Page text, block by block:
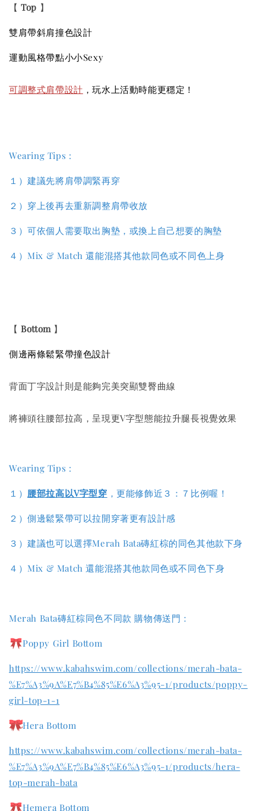
【Top 】
雙肩帶斜肩撞色設計
運動風格帶點小小Sexy
可調整式肩帶設計 ，玩水上活動時能更穩定！
Wearing Tips :
１）建議先將肩帶調緊再穿
２）穿上後再去重新調整肩帶收放
３）可依個人需要取出胸墊，或換上自己想要的胸墊
４ ）Mix & Match 還能混搭其他款同色或不同色上身
【 Bottom 】
側邊兩條鬆緊帶撞色設計
背面丁字設計則是能夠完美突顯雙臀曲線
將褲頭往腰部拉高，呈現更V字型態能拉升腿長視覺效果
Wearing Tips :
１） 腰部拉高以V字型穿 ，更能修飾近３：７比例喔！
２）側邊鬆緊帶可以拉開穿著更有設計感
３）建議也可以選擇Merah Bata磚紅棕的同色其他款下身
４）Mix & Match 還能混搭其他款同色或不同色下身
Merah Bata磚紅棕同色不同款購物傳送門：
Poppy Girl Bottom
https://www.kabahswim.com/collections/merah-bata-
%E7%A3%9A%E7%B4%85%E6%A3%95-1/products/poppy-
girl-top-1-1
Hera Bottom
https://www.kabahswim.com/collections/merah-bata-
%E7%A3%9A%E7%B4%85%E6%A3%95-1/products/hera-
top-merah-bata
Hemera Bottom